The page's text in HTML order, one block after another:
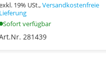
19% USt.,Versandkostenfreie
Lieferung
Sofort verfügbar
281439